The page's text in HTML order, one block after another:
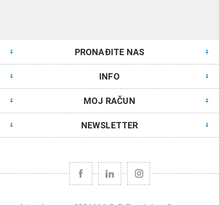
PRONAĐITE NAS
INFO
MOJ RAČUN
NEWSLETTER